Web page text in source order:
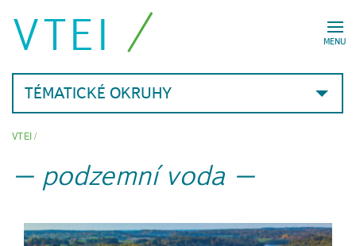
MENU
VTEI
TÉMATICKÉ OKRUHY
VTEI/
podzemní voda